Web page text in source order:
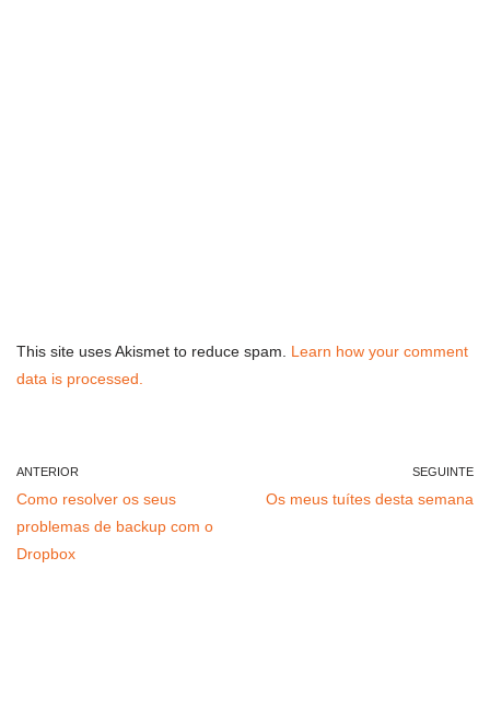
This site uses Akismet to reduce spam. Learn how your comment
data is processed.
ANTERIOR
Como resolver os seus
problemas de backup com o
Dropbox
SEGUINTE
Os meus tuítes desta semana